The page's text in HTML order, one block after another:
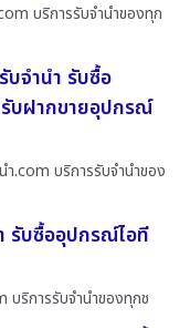
บริการรับจำนำของทุก
บจำนำ รับซื้อ
บฝากขายอุปกรณ์
า.com บริการรับจำนำของ
รับซื้ออุปกรณ์ไอที
บริการรับจำนำของทุกช